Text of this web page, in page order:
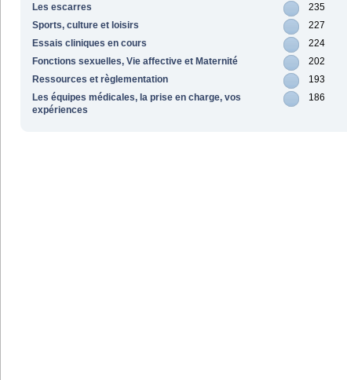
Les escarres
235
Sports, culture et loisirs
227
Essais cliniques en cours
224
Fonctions sexuelles, Vie affective et Maternité
202
Ressources et règlementation
193
Les équipes médicales, la prise en charge, vos
expériences
186